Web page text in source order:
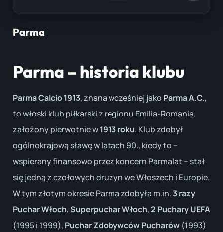
Parma
Parma – historia klubu
Parma Calcio 1913, znana wcześniej jako Parma A.C.,
to włoski klub piłkarski z regionu Emilia-Romania,
założony pierwotnie w1913 roku. Klub zdobył
ogólnokrajową sławę w latach 90., kiedy to –
wspierany finansowo przez koncern Parmalat – stał
się jedną z czołowych drużyn we Włoszech i Europie.
W tym złotym okresie Parma zdobyła m.in.3 razy
Puchar Włoch,Superpuchar Włoch,2 Puchary UEFA
(1995 i 1999), Puchar Zdobywców Pucharów (1993)